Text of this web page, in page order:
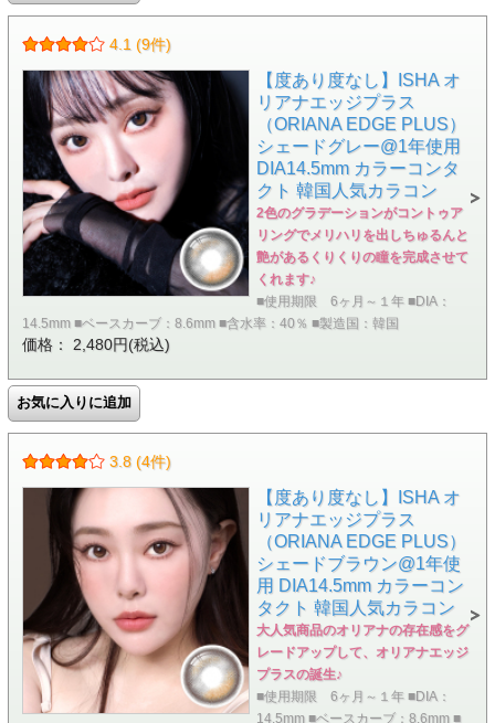
4.1 (9件)
【度あり度なし】ISHA オ
リアナエッジプラス
（ORIANA EDGE PLUS）
シェードグレー@1年使用
DIA14.5mm カラーコンタ
クト 韓国人気カラコン
2色のグラデーションがコントゥア
リングでメリハリを出しちゅるんと
艶があるくりくりの瞳を完成させて
くれます♪
■使用期限 6ヶ月～１年 ■DIA：
14.5mm ■ベースカーブ：8.6mm ■含水率：40％ ■製造国：韓国
価格： 2,480円(税込)
3.8 (4件)
【度あり度なし】ISHA オ
リアナエッジプラス
（ORIANA EDGE PLUS）
シェードブラウン@1年使
用 DIA14.5mm カラーコン
タクト 韓国人気カラコン
大人気商品のオリアナの存在感をグ
レードアップして、オリアナエッジ
プラスの誕生♪
■使用期限 6ヶ月～１年 ■DIA：
14.5mm ■ベースカーブ：8.6mm ■